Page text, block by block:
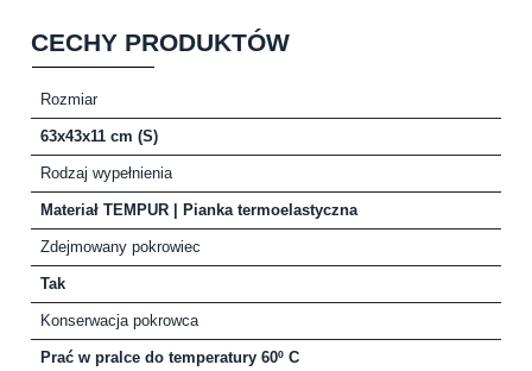
CECHY PRODUKTÓW
Rozmiar
63x43x11 cm (S)
Rodzaj wypełnienia
Materiał TEMPUR | Pianka termoelastyczna
Zdejmowany pokrowiec
Tak
Konserwacja pokrowca
Prać w pralce do temperatury 60º C